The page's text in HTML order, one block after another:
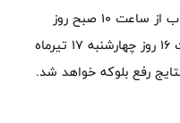
بر اساس این گزارش، تاریخ بلوکه حساب از ساعت 10 صبح روز
چهارشنبه 10 تیرماه سال جاری تا ساعت 16 روز چهارشنبه 17 تیرماه
رفع بلوکه خواهد شد.